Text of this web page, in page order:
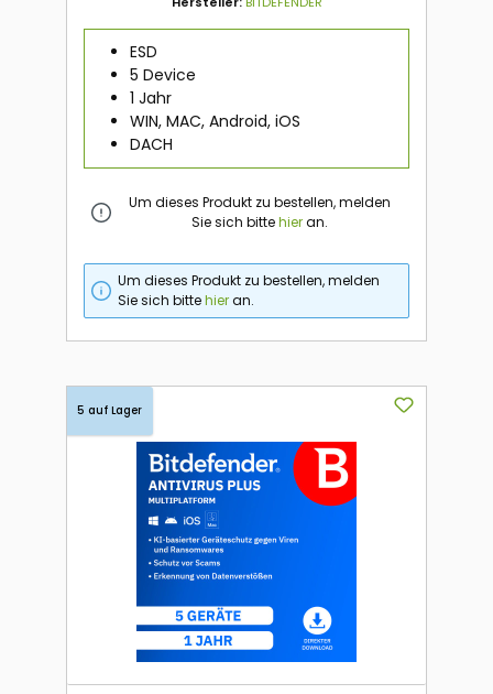
ESD
5 Device
1 Jahr
WIN, MAC, Android, iOS
DACH
Um dieses Produkt zu bestellen, melden
Sie sich bittehieran.
Um dieses Produkt zu bestellen, melden
Sie sich bittehieran.
5 auf Lager